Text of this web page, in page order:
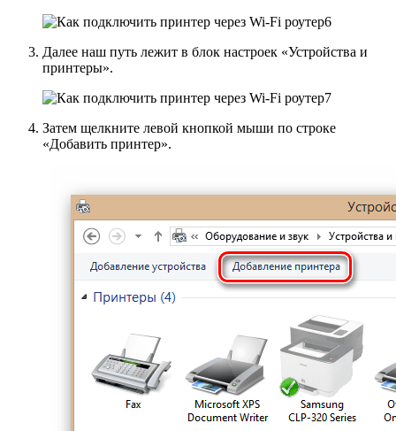
Далее наш путь лежит в блок настроек «Устройства и
принтеры».
Затем щелкните левой кнопкой мыши по строке
«Добавить принтер».